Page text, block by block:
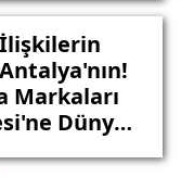
Gizli
Markaları
Dünya